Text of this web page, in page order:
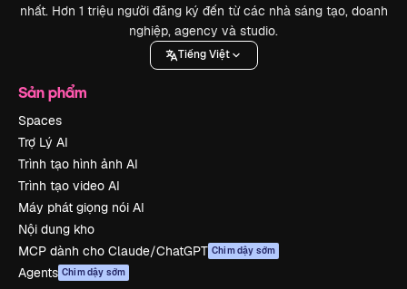
nhất. Hơn 1 triệu người đăng ký đến từ các nhà sáng tạo, doanh
nghiệp, agency và studio.
Tiếng Việt
Sản phẩm
Spaces
Trợ Lý AI
Trình tạo hình ảnh AI
Trình tạo video AI
Máy phát giọng nói AI
Nội dung kho
MCP dành cho Claude/ChatGPT Chim dậy sớm
Agents Chim dậy sớm